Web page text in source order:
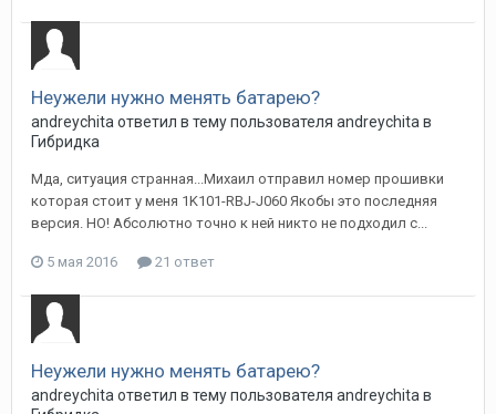
Неужели нужно менять батарею?
andreychita ответил в тему пользователя andreychita в
Гибридка
Мда, ситуация странная...Михаил отправил номер прошивки
которая стоит у меня 1K101-RBJ-J060 Якобы это последняя
версия. НО! Абсолютно точно к ней никто не подходил с...
5 мая 2016 21 ответ
Неужели нужно менять батарею?
andreychita ответил в тему пользователя andreychita в